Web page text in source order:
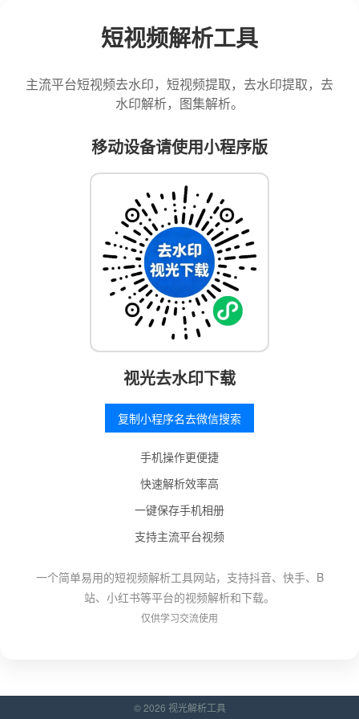
短视频解析工具
主流平台短视频去水印，短视频提取，去水印提取，去
水印解析，图集解析。
移动设备请使用小程序版
视光去水印下载
复制小程序名去微信搜索
手机操作更便捷
快速解析效率高
一键保存手机相册
支持主流平台视频
一个简单易用的短视频解析工具网站，支持抖音、快手、B
站、小红书等平台的视频解析和下载。
仅供学习交流使用
© 2026 视光解析工具